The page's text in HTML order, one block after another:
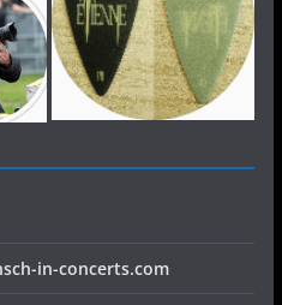
in-concerts.com